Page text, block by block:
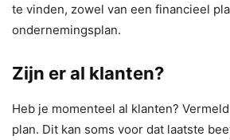
te vinden, zowel van een financieel
ondernemingsplan.
Zijn er al klanten?
Heb je momenteel al klanten?
plan. Dit kan soms voor dat laatste